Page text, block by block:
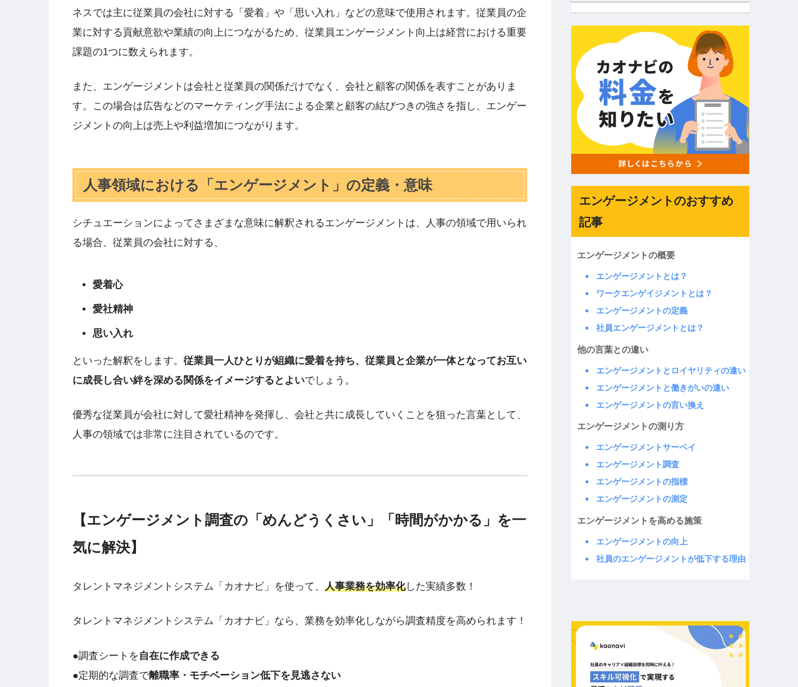
ネスでは主に従業員の会社に対する「愛着」や「思い入れ」などの意味で使用されます。従業員の企
業に対する貢献意欲や業績の向上につながるため、従業員エンゲージメント向上は経営における重要
課題の1つに数えられます。
また、エンゲージメントは会社と従業員の関係だけでなく、会社と顧客の関係を表すことがありま
す。この場合は広告などのマーケティング手法による企業と顧客の結びつきの強さを指し、エンゲー
ジメントの向上は売上や利益増加につながります。
人事領域における「エンゲージメント」の定義・意味
シチュエーションによってさまざまな意味に解釈されるエンゲージメントは、人事の領域で用いられ
る場合、従業員の会社に対する、
愛着心
愛社精神
思い入れ
といった解釈をします。 従業員一人ひとりが組織に愛着を持ち、従業員と企業が一体となってお互い
に成長し合い絆を深める関係をイメージするとよいでしょう。
優秀な従業員が会社に対して愛社精神を発揮し、会社と共に成長していくことを狙った言葉として、
人事の領域では非常に注目されているのです。
【エンゲージメント調査の「めんどうくさい」「時間がかかる」を一
気に解決】
タレントマネジメントシステム「カオナビ」を使って、 人事業務を効率化した実績多数！
タレントマネジメントシステム「カオナビ」なら、業務を効率化しながら調査精度を高められます！
●調査シートを自在に作成できる
●定期的な調査で離職率・モチベーション低下を見逃さない
エンゲージメントのおすすめ
記事
エンゲージメントの概要
エンゲージメントとは？
ワークエンゲイジメントとは？
エンゲージメントの定義
社員エンゲージメントとは？
他の言葉との違い
エンゲージメントとロイヤリティの違い
エンゲージメントと働きがいの違い
エンゲージメントの言い換え
エンゲージメントの測り方
エンゲージメントサーベイ
エンゲージメント調査
エンゲージメントの指標
エンゲージメントの測定
エンゲージメントを高める施策
エンゲージメントの向上
社員のエンゲージメントが低下する理由